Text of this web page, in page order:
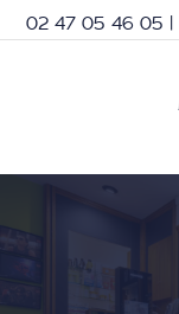
02 47 05 46 05 |